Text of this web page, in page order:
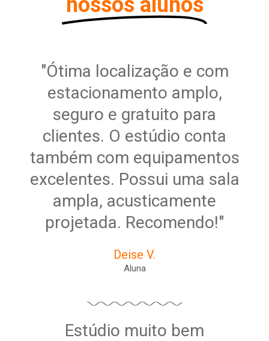
"Ótima localização e com
estacionamento amplo,
seguro e gratuito para
clientes. O estúdio conta
também com equipamentos
excelentes. Possui uma sala
ampla, acusticamente
projetada. Recomendo!"
Deise V.
Aluna
Estúdio muito bem